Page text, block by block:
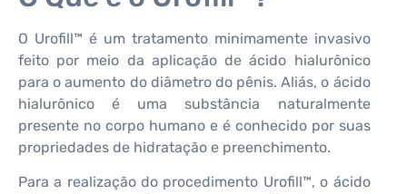
O Urofill™ é um tratamento minimamente invasivo
feito por meio da aplicação de ácido hialurônico
para o aumento do diâmetro do pênis. Aliás, o ácido
hialurônico é uma substância naturalmente
presente no corpo humano e é conhecido por suas
propriedades de hidratação e preenchimento.
Para a realização do procedimento Urofill™, o ácido